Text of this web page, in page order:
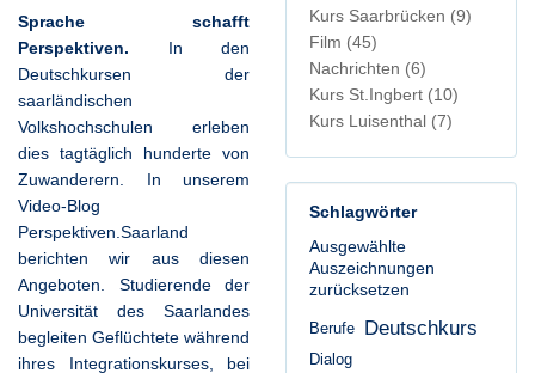
Sprache schafft
Perspektiven. In den
Deutschkursen der
saarländischen
Volkshochschulen erleben
dies tagtäglich hunderte von
Zuwanderern. In unserem
Video-Blog
Perspektiven.Saarland
berichten wir aus diesen
Angeboten. Studierende der
Universität des Saarlandes
begleiten Geflüchtete während
ihres Integrationskurses, bei
Kurs Saarbrücken (9)
Film (45)
Nachrichten (6)
Kurs St.Ingbert (10)
Kurs Luisenthal (7)
Schlagwörter
Ausgewählte
Auszeichnungen
zurücksetzen
Berufe Deutschkurs
Dialog